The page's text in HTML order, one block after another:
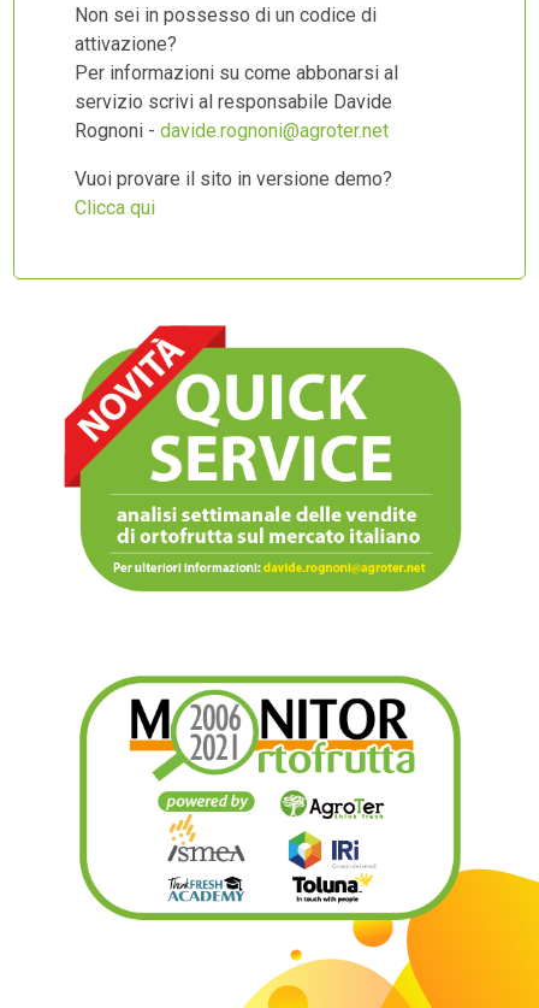
Non sei in possesso di un codice di
attivazione?
Per informazioni su come abbonarsi al
servizio scrivi al responsabile Davide
Rognoni - davide.rognoni@agroter.net
Vuoi provare il sito in versione demo?
Clicca qui